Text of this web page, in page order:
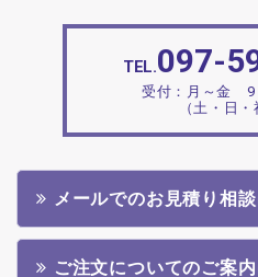
TEL.097-
受付：月～金 9
（土・日・
メールでのお見積り相
ご注文についてのご案